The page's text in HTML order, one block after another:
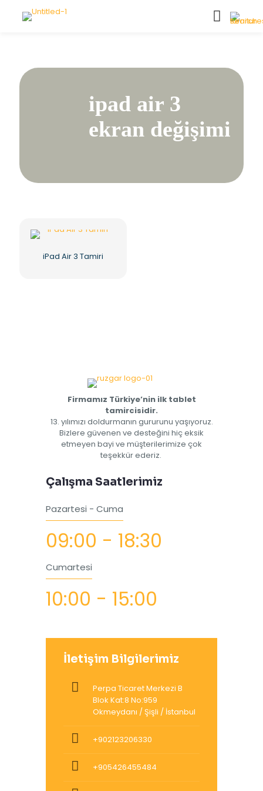
ipad air 3
ekran değişimi
iPad Air 3 Tamiri
Firmamız Türkiye’nin ilk tablet
tamircisidir.
13. yılımızı doldurmanın gururunu yaşıyoruz.
Bizlere güvenen ve desteğini hiç eksik
etmeyen bayi ve müşterilerimize çok
teşekkür ederiz.
Çalışma Saatlerimiz
Pazartesi - Cuma
09:00 - 18:30
Cumartesi
10:00 - 15:00
İletişim Bilgilerimiz
Perpa Ticaret Merkezi B
Blok Kat:8 No:959
Okmeydanı / Şişli / İstanbul
+902123206330
+905426455484